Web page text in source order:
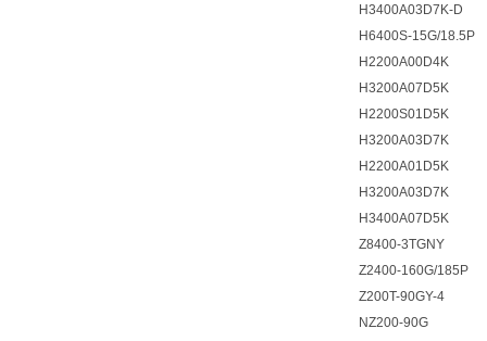
H3400A03D7K-D
H6400S-15G/18.5P
H2200A00D4K
H3200A07D5K
H2200S01D5K
H3200A03D7K
H2200A01D5K
H3200A03D7K
H3400A07D5K
Z8400-3TGNY
Z2400-160G/185P
Z200T-90GY-4
NZ200-90G